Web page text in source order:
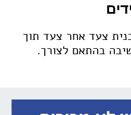
צעד אחר צעד תוך
בהתאם לצורך.